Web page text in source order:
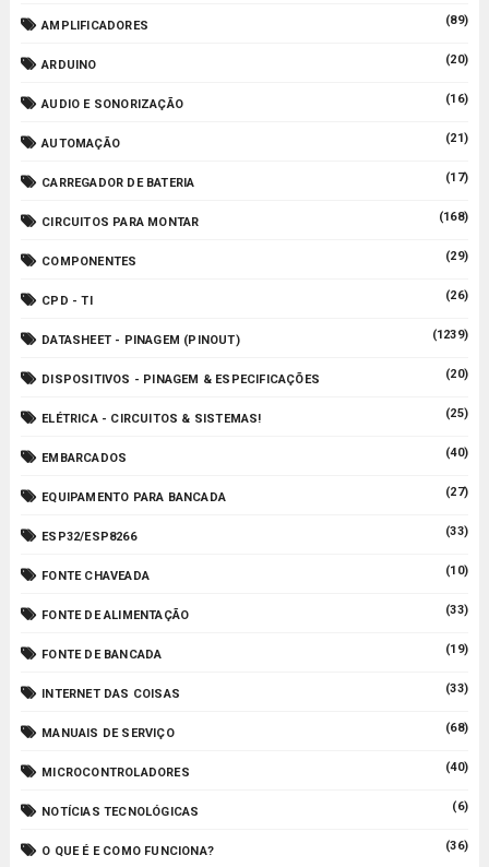
AMPLIFICADORES (89)
ARDUINO (20)
AUDIO E SONORIZAÇÃO (16)
AUTOMAÇÃO (21)
CARREGADOR DE BATERIA (17)
CIRCUITOS PARA MONTAR (168)
COMPONENTES (29)
CPD - TI (26)
DATASHEET - PINAGEM (PINOUT) (1239)
DISPOSITIVOS - PINAGEM & ESPECIFICAÇÕES (20)
ELÉTRICA - CIRCUITOS & SISTEMAS! (25)
EMBARCADOS (40)
EQUIPAMENTO PARA BANCADA (27)
ESP32/ESP8266 (33)
FONTE CHAVEADA (10)
FONTE DE ALIMENTAÇÃO (33)
FONTE DE BANCADA (19)
INTERNET DAS COISAS (33)
MANUAIS DE SERVIÇO (68)
MICROCONTROLADORES (40)
NOTÍCIAS TECNOLÓGICAS (6)
O QUE É E COMO FUNCIONA? (36)